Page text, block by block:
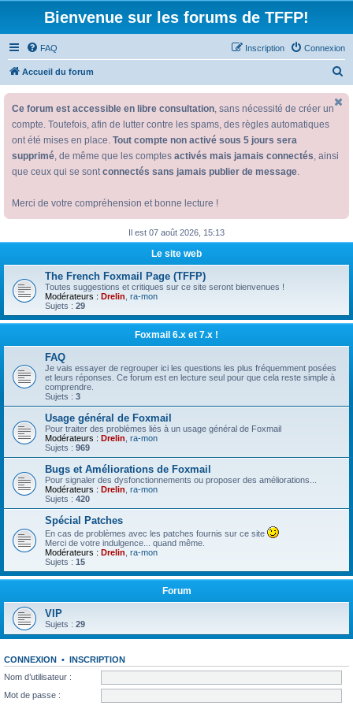
Bienvenue sur les forums de TFFP!
FAQ Connexion
Inscription
Accueil du forum
e
r
Ce forum est accessible en libre consultation, sans nécessité de créer un
compte. Toutefois, afin de lutter contre les spams, des règles automatiques
ont été mises en place. Tout compte non activé sous 5 jours sera
supprimé, de même que les comptes activés mais jamais connectés, ainsi
que ceux qui se sontconnectés sans jamais publier de message.
Merci de votre compréhension et bonne lecture !
Il est 07 août 2026, 15:13
Le site web
The French Foxmail Page (TFFP)
Toutes suggestions et critiques sur ce site seront bienvenues !
Modérateurs : Drelin ra-mon
Sujets : 29
Foxmail 6.x et 7.x !
FAQ
Je vais essayer de regrouper ici les questions les plus fréquemment posées
et leurs réponses. Ce forum est en lecture seul pour que cela reste simple à
comprendre.
Sujets : 3
Usage général de Foxmail
Pour traiter des problèmes liés à un usage général de Foxmail
Modérateurs : Drelin ra-mon
Sujets : 969
Bugs et Améliorations de Foxmail
Pour signaler des dysfonctionnements ou proposer des améliorations...
Modérateurs : Drelin ra-mon
Sujets : 420
Spécial Patches
En cas de problèmes avec les patches fournis sur ce site
Merci de votre indulgence... quand même.
Modérateurs : Drelin ra-mon
Sujets : 15
Forum
VIP
Sujets : 29
CONNEXION • INSCRIPTION
Nom d’utilisateur :
Mot de passe :